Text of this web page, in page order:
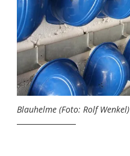
Blauhelme (Foto: Rolf Wenkel)